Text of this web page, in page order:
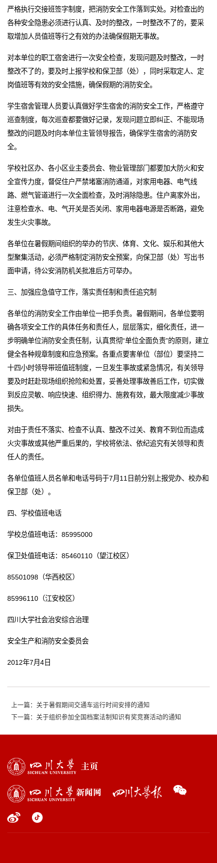
严格执行交接班签字制度，把消防安全工作落到实处。对检查出的
各种安全隐患必须进行认真、及时的整改，一时整改不了的，要采
取增加人员值班等行之有效的办法确保假期无事故。
对本单位的职工宿舍进行一次安全检查，发现问题及时整改，一时
整改不了的，要及时上报学校和保卫部（处），同时采取定人、定
岗值班等有效的安全措施，确保假期的消防安全。
学生宿舍管理人员要认真做好学生宿舍的消防安全工作，严格遵守
巡查制度，每次巡查都要做好记录，发现问题立即纠正、不能现场
整改的问题及时向本单位主管领导报告，确保学生宿舍的消防安
全。
学校社区办、各小区业主委员会、物业管理部门都要加大防火和安
全宣传力度，督促住户严禁堵塞消防通道，对家用电器、电气线
路、燃气管道进行一次全面检查，及时消除隐患。住户离家外出，
注意检查水、电、气开关是否关闭、家用电器电源是否断路，避免
发生火灾事故。
各单位在暑假期间组织的举办的节庆、体育、文化、娱乐和其他大
型聚集活动，必须严格制定消防安全预案，向保卫部（处）写出书
面申请，待公安消防机关批准后方可举办。
三、加强应急值守工作，落实责任制和责任追究制
各单位的消防安全工作由单位一把手负责。暑假期间，各单位要明
确各项安全工作的具体任务和责任人，层层落实，细化责任，进一
步明确单位消防安全责任制，认真贯彻“单位全面负责”的原则，建立
健全各种规章制度和应急预案。各重点要害单位（部位）要坚持二
十四小时领导带班值班制度，一旦发生事故或紧急情况，有关领导
要及时赶赴现场组织抢险和处置，妥善处理事故善后工作，切实做
到反应灵敏、响应快速、组织得力、施救有效，最大限度减少事故
损失。
对由于责任不落实、检查不认真、整改不过关、教育不到位而造成
火灾事故或其他严重后果的，学校将依法、依纪追究有关领导和责
任人的责任。
各单位值班人员名单和电话号码于7月11日前分别上报党办、校办和
保卫部（处）。
四、学校值班电话
学校总值班电话：85995000
保卫处值班电话：85460110（望江校区）
85501098（华西校区）
85996110（江安校区）
四川大学社会治安综合治理
安全生产和消防安全委员会
2012年7月4日
上一篇：关于暑假期间交通车运行时间安排的通知
下一篇：关于组织参加全国档案法制知识有奖竞赛活动的通知